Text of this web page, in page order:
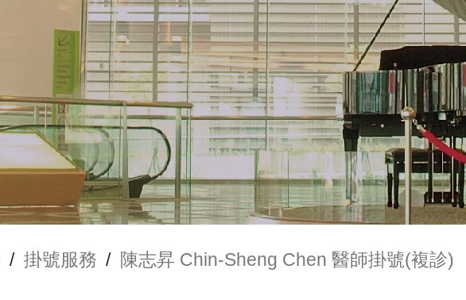
/ 掛號服務 / 陳志昇 Chin-Sheng Chen 醫師掛號(複診)